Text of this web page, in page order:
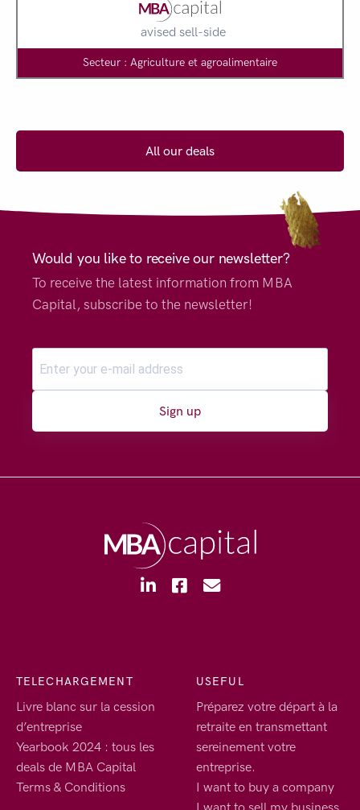
avised sell-side
Secteur : Agriculture et agroalimentaire
All our deals
Would you like to receive our newsletter?
To receive the latest information from MBA
Capital, subscribe to the newsletter!
Sign up
TELECHARGEMENT
Livre blanc sur la cession
d’entreprise
Yearbook 2024 : tous les
deals de MBA Capital
Terms & Conditions
USEFUL
Préparez votre départ à la
retraite en transmettant
sereinement votre
entreprise.
I want to buy a company